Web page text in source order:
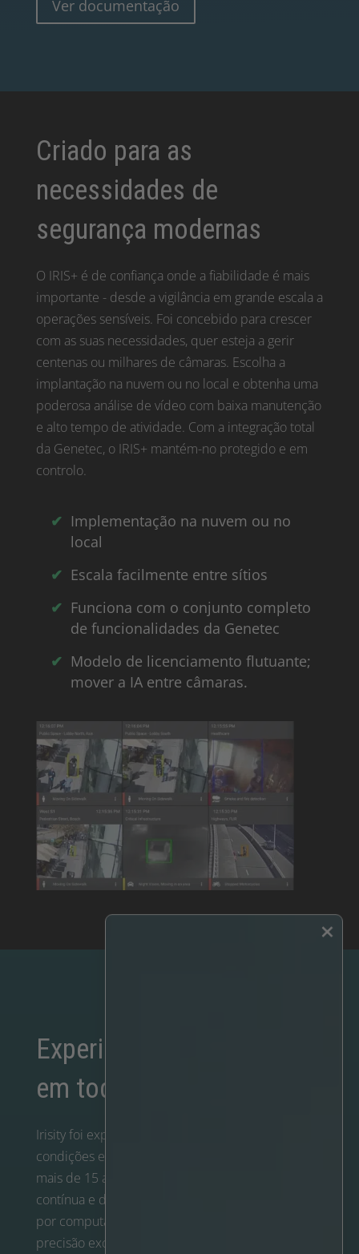
Ver documentação
Criado para as
necessidades de
segurança modernas
O IRIS+ é de confiança onde a fiabilidade é mais
importante - desde a vigilância em grande escala a
operações sensíveis. Foi concebido para crescer
com as suas necessidades, quer esteja a gerir
centenas ou milhares de câmaras. Escolha a
implantação na nuvem ou no local e obtenha uma
poderosa análise de vídeo com baixa manutenção
e alto tempo de atividade. Com a integração total
da Genetec, o IRIS+ mantém-no protegido e em
controlo.
Implementação na nuvem ou no
local
Escala facilmente entre sítios
Funciona com o conjunto completo
de funcionalidades da Genetec
Modelo de licenciamento flutuante;
mover a IA entre câmaras.
Experimentado e testado
em todo o mundo
Irisity foi experimentada e testada em várias
condições e ambientes em todo o mundo. Com
mais de 15 anos de aprendizagem automática
contínua e desenvolvimento avançado de visão
por computador, proporciona uma qualidade e
precisão excepcionais na análise de vídeo. Mas
×